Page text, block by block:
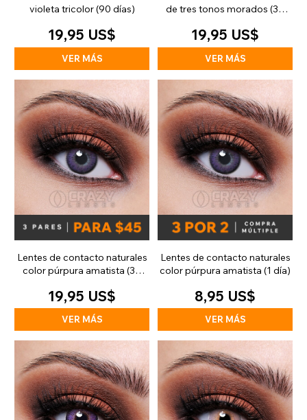
violeta tricolor (90 días)
19,95 US$
VER MÁS
de tres tonos morados (30
19,95 US$
VER MÁS
Lentes de contacto naturales
color púrpura amatista (30
19,95 US$
VER MÁS
Lentes de contacto naturales
color púrpura amatista (1 día)
8,95 US$
VER MÁS